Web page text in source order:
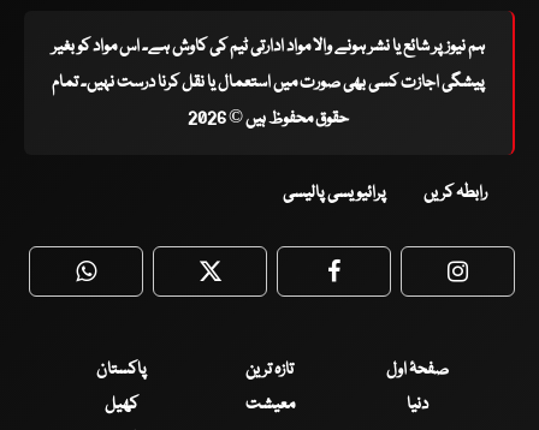
ہم نیوز پر شائع یا نشر ہونے والا مواد ادارتی ٹیم کی کاوش ہے۔ اس مواد کو بغیر
پیشگی اجازت کسی بھی صورت میں استعمال یا نقل کرنا درست نہیں۔ تمام
حقوق محفوظ ہیں © 2026
رابطہ کریں پرائیویسی پالیسی
WhatsApp Twitter Facebook
صفحۂ اول تازہ ترین
پاکستان
دنیا
معیشت
کھیل